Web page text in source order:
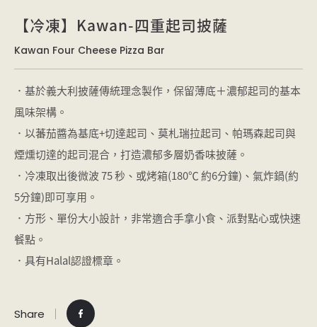
【冷凍】Kawan-四重起司披薩
Kawan Four Cheese Pizza Bar
．基於義大利披薩傳統理念製作，保留薄底＋濃郁起司的基本
風味架構。
．以蕃茄醬為基底+切達起司、莫札瑞拉起司、帕瑪森起司與
煙燻切達的起司混合，打造濃郁多層奶香味披薩。
．冷凍取出後微波 75 秒、或烤箱(180℃ 約6分鐘)、氣炸鍋(約
5分鐘)即可享用。
．方形、單份大小設計，非常適合手拿小食、派對點心或快速
餐點。
．具有Halal認證標章。
Share